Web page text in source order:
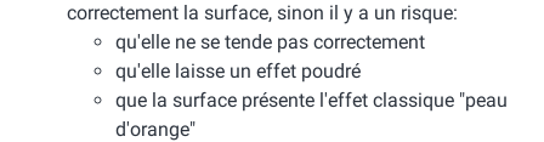
correctement la surface, sinon il y a un risque:
qu'elle ne se tende pas correctement
qu'elle laisse un effet poudré
que la surface présente l'effet classique "peau
d'orange"